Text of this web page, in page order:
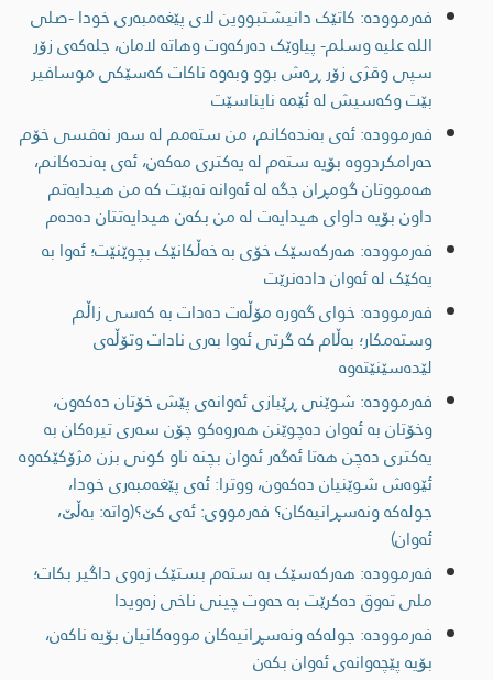
فەرموودە: کاتێک دانیشتبووین لای پێغەمبەری خودا -صلى
اللە علیە وسلم- پیاوێک دەرکەوت وهاتە لامان، جلەکەی زۆر
سپی وقژی زۆر ڕەش بوو وبەوە ناکات کەسێکی موسافیر
بێت وکەسیش لە ئێمە نایناسێت
فەرموودە: ئەی بەندەکانم، من ستەمم لە سەر نەفسی خۆم
حەرامکردووە بۆیە ستەم لە یەکتری مەکەن، ئەی بەندەکانم،
هەمووتان گومڕان جگە لە ئەوانە نەبێت کە من هیدایەتم
داون بۆیە داوای هیدایەت لە من بکەن هیدایەتتان دەدەم
فەرموودە: ھەرکەسێک خۆی بە خەڵکانێک بچوێنێت؛ ئەوا بە
یەکێک لە ئەوان دادەنرێت
فەرموودە: خوای گەورە مۆڵەت دەدات بە کەسی زاڵم
وستەمکار؛ بەڵام کە گرتی ئەوا بەری نادات وتۆڵەی
لێدەسێنێتەوە
فەرموودە: شوێنی ڕێبازی ئەوانەی پێش خۆتان دەکەون،
وخۆتان بە ئەوان دەچوێنن هەروەکو چۆن سەری تیرەکان بە
یەکتری دەچن هەتا ئەگەر ئەوان بچنە ناو کونی بزن مژۆکێکەوە
ئێوەش شوێنیان دەکەون، ووترا: ئەی پێغەمبەری خودا،
جولەکە ونەسڕانیەکان؟ فەرمووی: ئەی کێ؟(واتە: بەڵێ،
ئەوان)
فەرموودە: هەرکەسێک بە ستەم بستێک زەوی داگیر بکات؛
ملی تەوق دەکرێت بە حەوت چینی ناخی زەویدا
فەرموودە: جولەکە ونەسڕانیەکان مووەکانیان بۆیە ناکەن،
بۆیە پێچەوانەى ئەوان بکەن